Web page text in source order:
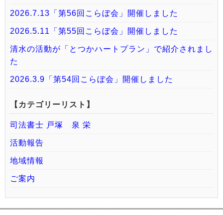
2026.7.13「第56回こらぼ会」開催しました
2026.5.11「第55回こらぼ会」開催しました
清水の活動が「とつかハートプラン」で紹介されまし
た
2026.3.9「第54回こらぼ会」開催しました
【カテゴリーリスト】
司法書士 戸塚 泉 栄
活動報告
地域情報
ご案内